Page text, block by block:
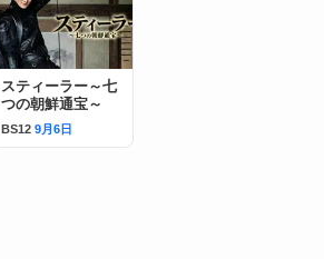
スティーラー～七
つの朝鮮通宝～
BS12 9月6日